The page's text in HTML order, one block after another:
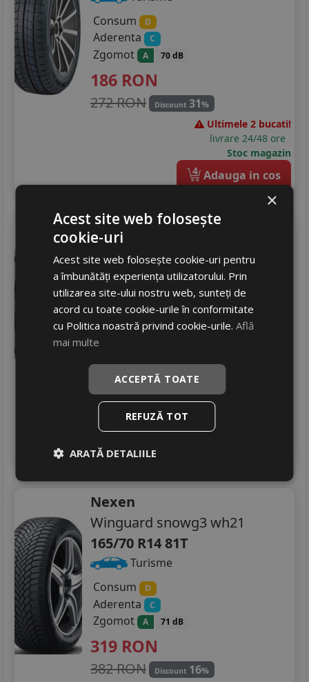
225/45R17
225/50R17
225/55R17
225/55R18
235/45R18
245/45R18
205/55R19
235/35R19
Consum
D
Aderenta C
Zgomot A 70 dB
186 RON
272 RON Discount 31%
Ultimele 2 bucati!
livrare 24/48 ore
Stoc magazin
4 Adauga in cos
Matador Mps330 maxilla 2
Turisme
Consum D
Aderenta C
Zgomot B 72 dB
216
268 RON Discount19
Ultimele 2 bucati!
Nexen
Winguard snowg3 wh21
165/70 R14 81T
Turisme
Consum
D
Aderenta C
Zgomot A 71 dB
319 RON
382 RON Discount 16%
×
Acest site web folosește
cookie-uri
Acest site web folosește cookie-uri pentru
a îmbunătăți experiența utilizatorului. Prin
utilizarea site-ului nostru web, sunteți de
acord cu toate cookie-urile în conformitate
cu Politica noastră privind cookie-urile.Află
mai multe
ACCEPTĂ TOATE
REFUZĂ TOT
ARATĂ DETALIILE